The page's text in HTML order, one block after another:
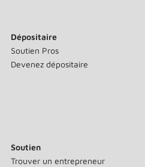
Dépositaire
Soutien Pros
Devenez dépositaire
Soutien
Trouver un entrepreneur